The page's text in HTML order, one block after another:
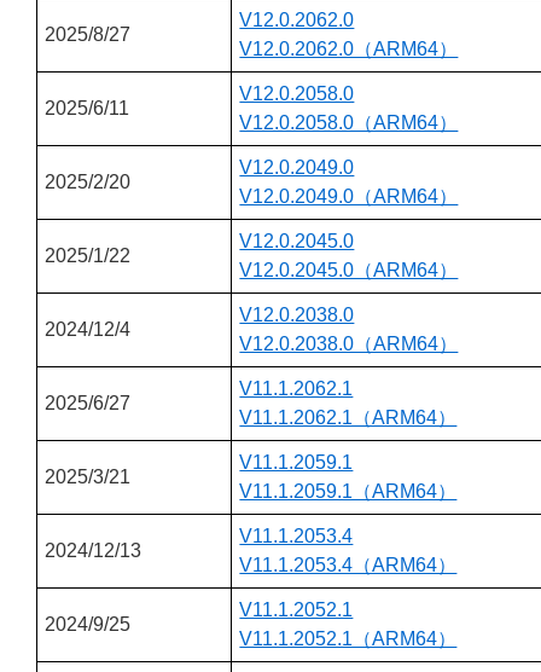
2025/8/27
V12.0.2062.0
V12.0.2062.0（ARM64）
2025/6/11
V12.0.2058.0
V12.0.2058.0（ARM64）
2025/2/20
V12.0.2049.0
V12.0.2049.0（ARM64）
2025/1/22
V12.0.2045.0
V12.0.2045.0（ARM64）
2024/12/4
V12.0.2038.0
V12.0.2038.0（ARM64）
2025/6/27
V11.1.2062.1
V11.1.2062.1（ARM64）
2025/3/21
V11.1.2059.1
V11.1.2059.1（ARM64）
2024/12/13
V11.1.2053.4
V11.1.2053.4（ARM64）
2024/9/25
V11.1.2052.1
V11.1.2052.1（ARM64）